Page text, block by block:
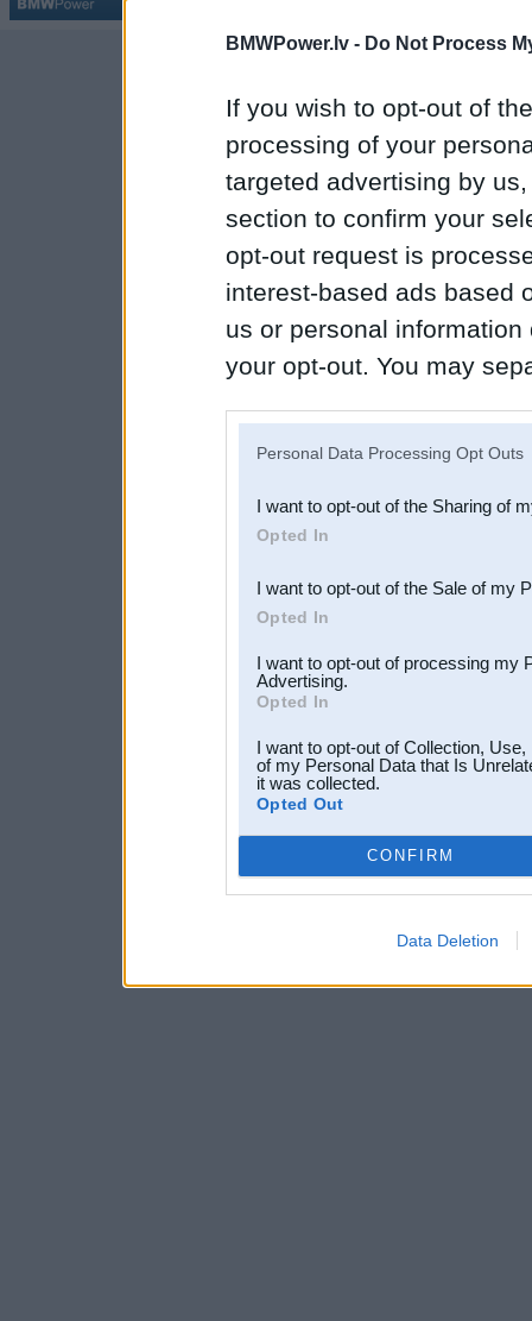
BMWPower.lv - Do Not Process
If you wish to opt-out of
processing of your
targeted advertising by
section to confirm your
opt-out request is
interest-based ads based
us or personal
your opt-out. You may
Downstream Participants
third parties.
Personal Data Processing Opt Outs
I want to opt-out of the Sharing of
Opted In
I want to opt-out of the Sale of my
Opted In
I want to opt-out of processing my
Advertising.
Opted In
I want to opt-out of Collection,
of my Personal Data that Is
it was collected.
Opted Out
CONFIRM
Data Deletion